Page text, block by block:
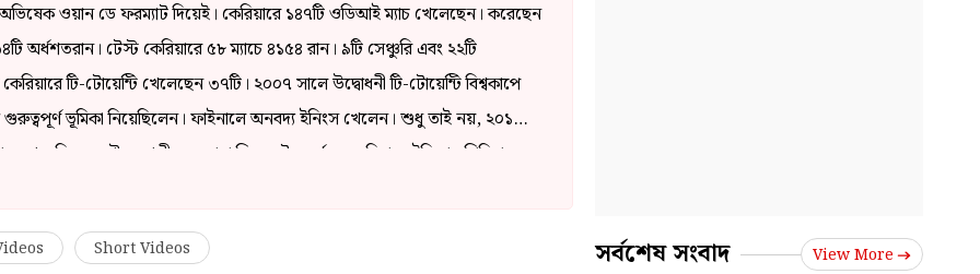
ওয়ান ডে ফরম্যাট দিয়েই। কেরিয়ারে ১৪৭টি ওডিআই ম্যাচ খেলেছেন। করেছেন
অর্ধশতরান। টেস্ট কেরিয়ারে ৫৮ ম্যাচে ৪১৫৪ রান। ৯টি সেঞ্চুরি এবং ২২টি
টি-টোয়েন্টি খেলেছেন ৩৭টি। ২০০৭ সালে উদ্বোধনী টি-টোয়েন্টি বিশ্বকাপে
গুরুত্বপূর্ণ ভূমিকা নিয়েছিলেন। ফাইনালে অনবদ্য ইনিংস খেলেন। শুধু তাই নয়, ২০১১
খেলেছিলেন গৌতম গম্ভীর। ঘরোয়া ক্রিকেটেও বর্ণময় কেরিয়ার। ইন্ডিয়ান প্রিমিয়ার
কোচিংয়ের বড় চ্যালেঞ্জ গম্ভীরের।
Short Videos সর্বশেষ সংবাদ View More